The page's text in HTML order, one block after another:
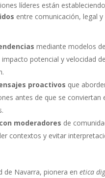
líderes están estableciendo
entre comunicación, legal y
mediante modelos
impacto potencial y velocidad de
proactivos que
antes de que se conviertan
moderadores de
contextos y evitar
de Navarra, pionera en etica